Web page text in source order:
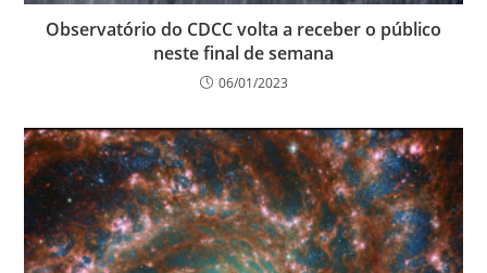
Observatório do CDCC volta a receber o público
neste final de semana
06/01/2023